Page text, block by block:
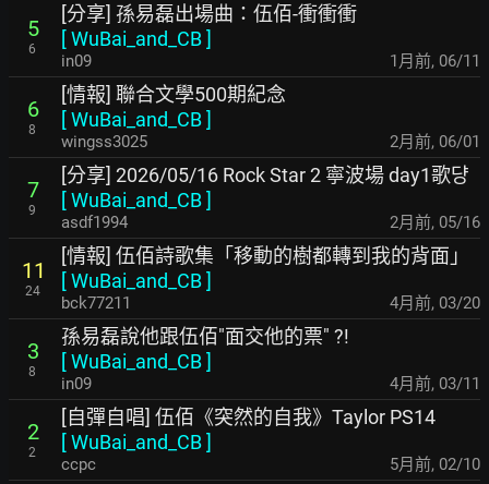
5
6
[分享] 孫易磊出場曲：伍佰-衝衝衝
[WuBai_and_CB]
in09 1月前, 06/11
6
8
[情報] 聯合文學500期紀念
[WuBai_and_CB]
wingss3025 2月前, 06/01
7
9
[分享] 2026/05/16 Rock Star 2 寧波場 day1歌댱
[WuBai_and_CB]
asdf1994 2月前, 05/16
11
24
[情報] 伍佰詩歌集「移動的樹都轉到我的背面」
[WuBai_and_CB]
bck77211 4月前, 03/20
3
8
孫易磊說他跟伍佰"面交他的票" ?!
[WuBai_and_CB]
in09 4月前, 03/11
2
2
[自彈自唱] 伍佰《突然的自我》Taylor PS14
[WuBai_and_CB]
ccpc 5月前, 02/10